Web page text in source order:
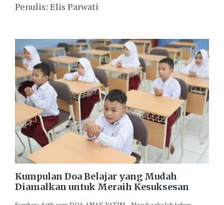
Penulis: Elis Parwati
Kumpulan Doa Belajar yang Mudah
Diamalkan untuk Meraih Kesuksesan